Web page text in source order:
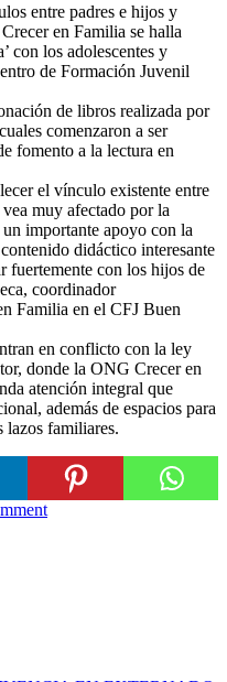
entre padres e hijos y
en Familia se halla
con los adolescentes y
de Formación Juvenil
de libros realizada por
comenzaron a ser
fomento a la lectura en
el vínculo existente entre
muy afectado por la
importante apoyo con la
didáctico interesante
fuertemente con los hijos de
coordinador
Familia en el CFJ Buen
en conflicto con la ley
donde la ONG Crecer en
atención integral que
además de espacios para
familiares.